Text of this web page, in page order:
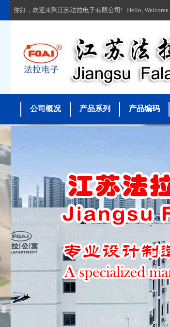
你好，欢迎来到江苏法拉电子有限公司! Hello, Welcome
公司概况 产品系列 产品编码